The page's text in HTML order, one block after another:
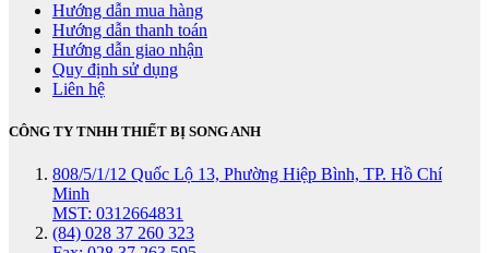
Hướng dẫn mua hàng
Hướng dẫn thanh toán
Hướng dẫn giao nhận
Quy định sử dụng
Liên hệ
CÔNG TY TNHH THIẾT BỊ SONG ANH
808/5/1/12 Quốc Lộ 13, Phường Hiệp Bình, TP. Hồ Chí
Minh
MST: 0312664831
(84) 028 37 260 323